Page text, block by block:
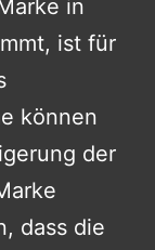
in
ist für
können
der
dass die